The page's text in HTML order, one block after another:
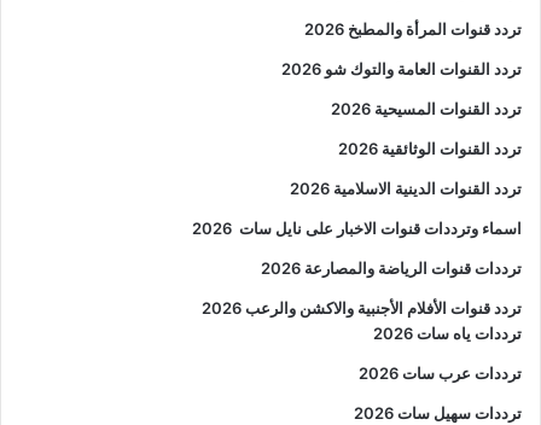
تردد قنوات المرأة والمطبخ 2026
تردد القنوات العامة والتوك شو 2026
تردد القنوات المسيحية 2026
تردد القنوات الوثائقية 2026
تردد القنوات الدينية الاسلامية 2026
اسماء وترددات قنوات الاخبار على نايل سات 2026
ترددات قنوات الرياضة والمصارعة 2026
تردد قنوات الأفلام الأجنبية والاكشن والرعب2026
ترددات ياه سات 2026
ترددات عرب سات 2026
ترددات سهيل سات 2026